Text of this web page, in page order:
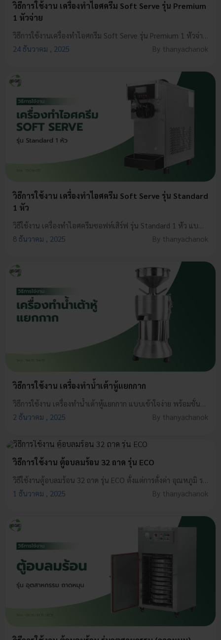
วิธีการใช้งาน เครื่องทําไอศครีม Soft Serve รุ่น Premium
1 หัวจ่าย
วิธีการใช้งานเครื่องทำไอศกรีม Soft Serve รุ่น Premium 1 หัวจ่าย (SSIC06-PRO) ใช้งานง่าย ระบบอัตโนมัติ มือใหม่ก็ทำตามได้ ผลิตไอศกรีมเนียนนุ่ม
24 ธันวาคม , 2025
By thanyachanok
วิธีการใช้งาน เครื่องทําไอศครีม Soft Serve รุ่น Standard
1 หัว
วิธีใช้งาน เครื่องทำไอศครีมซอฟท์เสิร์ฟ รุ่น Standard 1 หัว แบบง่าย ๆ เหมาะทั้งทำขายและทำกินเอง ให้เนื้อไอศครีมนุ่มฟูสม่ำเสมอ
8 ธันวาคม , 2025
By thanyachanok
วิธีการใช้งาน เครื่องทำน้ำเต้าหู้แยกกาก
วิธีการใช้งาน เครื่องทำน้ำเต้าหู้แยกกาก แบบเข้าใจง่าย พร้อมขั้นตอนใช้งานจริง ตั้งแต่เตรียมวัตถุดิบ เปิดเครื่อง โม่ แยกกาก จนได้น้ำเต้าหู้!
2 ธันวาคม , 2025
By thanyachanok
วิธีการใช้งาน ตู้อบลมร้อน 32 ถาด รุ่น ECO
วิธีใช้งานตู้อบลมร้อน 32 ถาด รุ่น ECO ตั้งแต่การตั้งค่า อุณหภูมิ ระบบลมร้อน ไปจนถึงเคล็ดลับการใช้งานอย่างปลอดภัย ใช้งานง่าย อบแห้งได้สม่ำเสมอ
1 ธันวาคม , 2025
By thanyachanok